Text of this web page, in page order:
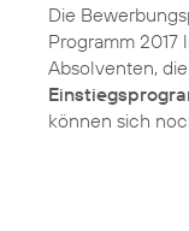
Die
Programm 2017
Absolventen,
können sich